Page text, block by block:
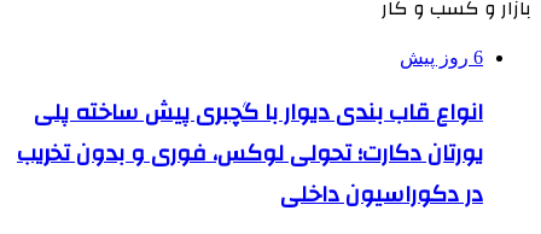
بازار و کسب و کار
6 روز پیش
انواع قاب بندی دیوار با گچبری پیش ساخته پلی
یورتان دکارت؛ تحولی لوکس، فوری و بدون تخریب
در دکوراسیون داخلی